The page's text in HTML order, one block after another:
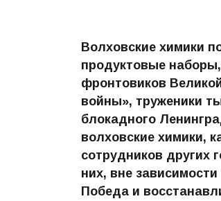
Волховские химики
продуктовые
фронтовиков
войны», труженики
блокадного
волховские химики,
сотрудников других
них, вне
Победа и